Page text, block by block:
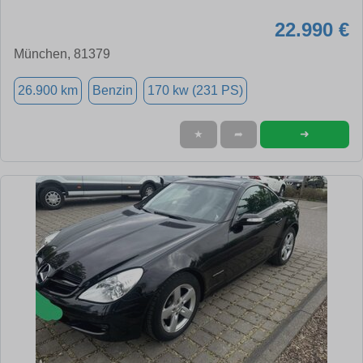
22.990 €
München, 81379
26.900 km Benzin 170 kw (231 PS)
★ ➦ ➜